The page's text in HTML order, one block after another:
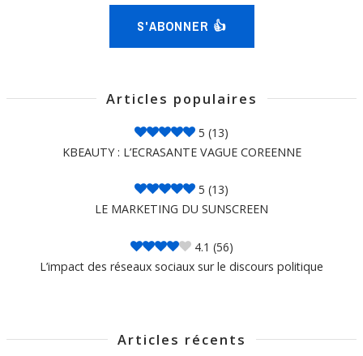
S'ABONNER 👍
Articles populaires
5 (13)
KBEAUTY : L’ECRASANTE VAGUE COREENNE
5 (13)
LE MARKETING DU SUNSCREEN
4.1 (56)
L’impact des réseaux sociaux sur le discours politique
Articles récents